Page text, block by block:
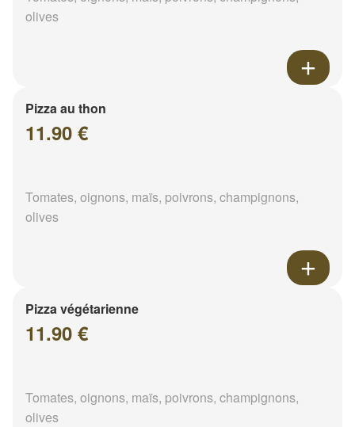
olives
Pizza au thon
11.90 €
Tomates, oignons, maïs, poivrons, champignons,
olives
Pizza végétarienne
11.90 €
Tomates, oignons, maïs, poivrons, champignons,
olives